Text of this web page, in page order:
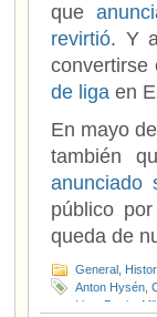
que
revirtió. Y
convertirse
de liga en
En mayo
también
anunciado
público
queda de
General
Anton Hysén
Liam Davis